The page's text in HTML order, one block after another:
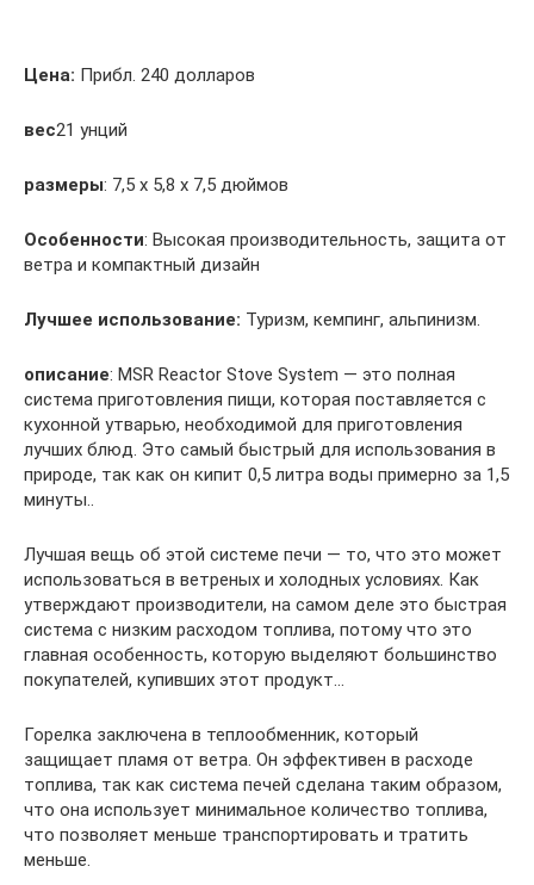
Цена: Прибл. 240 долларов
вес21 унций
размеры: 7,5 х 5,8 х 7,5 дюймов
Особенности: Высокая производительность, защита от
ветра и компактный дизайн
Лучшее использование: Туризм, кемпинг, альпинизм.
описание: MSR Reactor Stove System — это полная
система приготовления пищи, которая поставляется с
кухонной утварью, необходимой для приготовления
лучших блюд. Это самый быстрый для использования в
природе, так как он кипит 0,5 литра воды примерно за 1,5
минуты..
Лучшая вещь об этой системе печи — то, что это может
использоваться в ветреных и холодных условиях. Как
утверждают производители, на самом деле это быстрая
система с низким расходом топлива, потому что это
главная особенность, которую выделяют большинство
покупателей, купивших этот продукт…
Горелка заключена в теплообменник, который
защищает пламя от ветра. Он эффективен в расходе
топлива, так как система печей сделана таким образом,
что она использует минимальное количество топлива,
что позволяет меньше транспортировать и тратить
меньше.